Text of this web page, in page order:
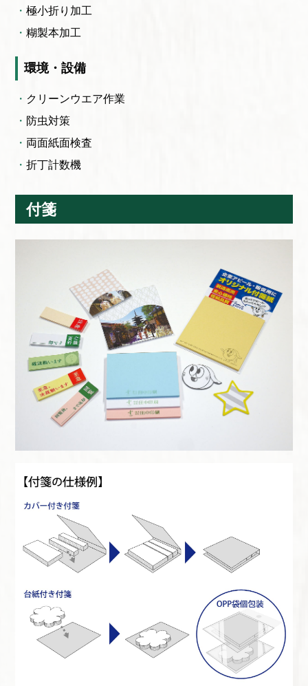
極小折り加工
糊製本加工
環境・設備
クリーンウエア作業
防虫対策
両面紙面検査
折丁計数機
付箋